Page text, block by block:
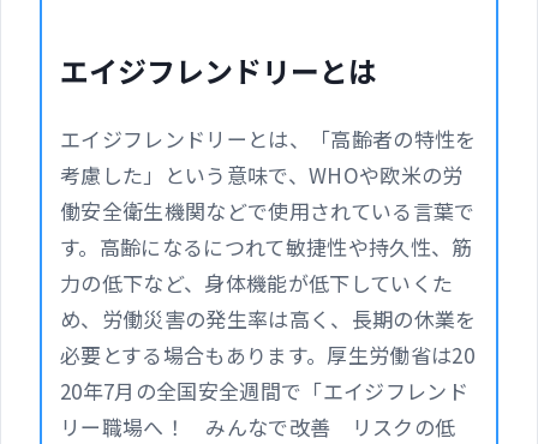
エイジフレンドリーとは
エイジフレンドリーとは、「高齢者の特性を
考慮した」という意味で、WHOや欧米の労
働安全衛生機関などで使用されている言葉で
す。高齢になるにつれて敏捷性や持久性、筋
力の低下など、身体機能が低下していくた
め、労働災害の発生率は高く、長期の休業を
必要とする場合もあります。厚生労働省は20
20年7月の全国安全週間で「エイジフレンド
リー職場へ！ みんなで改善 リスクの低